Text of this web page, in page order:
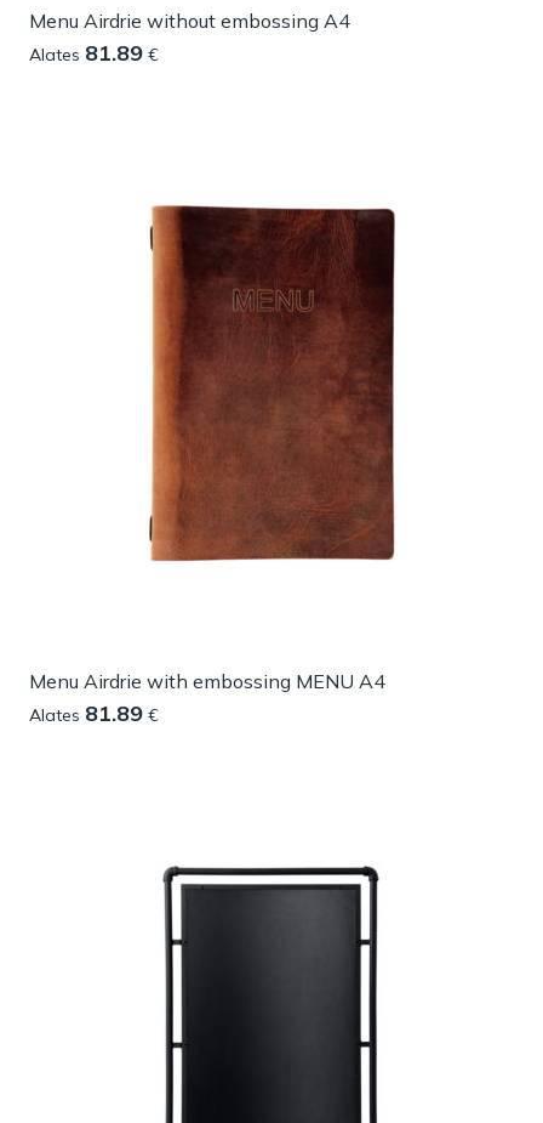
Menu Airdrie without embossing A4
Alates 81.89 €
Menu Airdrie with embossing MENU A4
Alates 81.89 €